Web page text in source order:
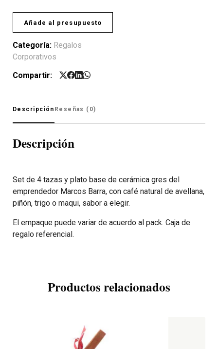
Añade al presupuesto
Categoría: Regalos
Corporativos
Compartir:
Descripción Reseñas (0)
Descripción
Set de 4 tazas y plato base de cerámica gres del
emprendedor Marcos Barra, con café natural de avellana,
piñón, trigo o maqui, sabor a elegir.
El empaque puede variar de acuerdo al pack. Caja de
regalo referencial.
Productos relacionados